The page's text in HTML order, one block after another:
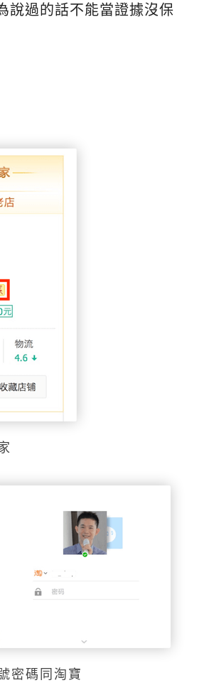
說過的話不能當證據沒保
密碼同淘寶